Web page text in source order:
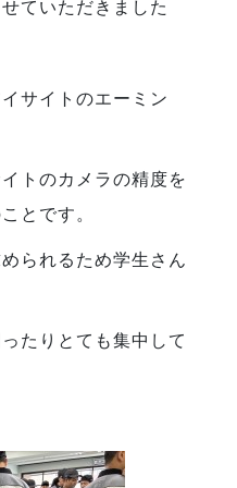
ていただきました
サイトのエーミン
トのカメラの精度を
とです。
られるため学生さん
たりとても集中して